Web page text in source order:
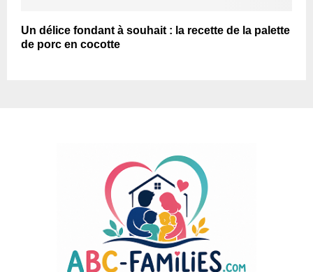
Un délice fondant à souhait : la recette de la palette
de porc en cocotte